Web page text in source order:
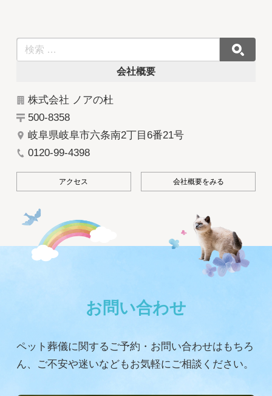
会社概要
株式会社 ノアの杜
500-8358
岐阜県岐阜市六条南2丁目6番21号
0120-99-4398
アクセス 会社概要をみる
お問い合わせ
ペット葬儀に関するご予約・お問い合わせはもちろ
ん、
ご不安や迷いなどもお気軽にご相談ください。